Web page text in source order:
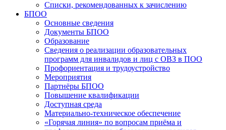
Списки, рекомендованных к зачислению
БПОО
Основные сведения
Документы БПОО
Образование
Сведения о реализации образовательных
программ для инвалидов и лиц с ОВЗ в ПОО
Профориентация и трудоустройство
Мероприятия
Партнёры БПОО
Повышение квалификации
Доступная среда
Материально-техническое обеспечение
«Горячая линия» по вопросам приёма и